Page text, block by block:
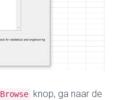
Browse knop, ga naar de